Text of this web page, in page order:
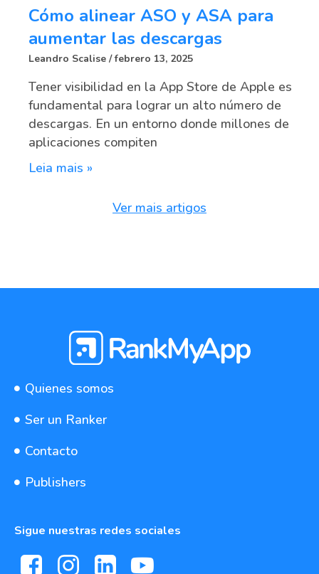
Cómo alinear ASO y ASA para
aumentar las descargas
Leandro Scalise febrero 13, 2025
Tener visibilidad en la App Store de Apple es
fundamental para lograr un alto número de
descargas. En un entorno donde millones de
aplicaciones compiten
Leia mais »
Ver mais artigos
Quienes somos
Ser un Ranker
Contacto
Publishers
Sigue nuestras redes sociales